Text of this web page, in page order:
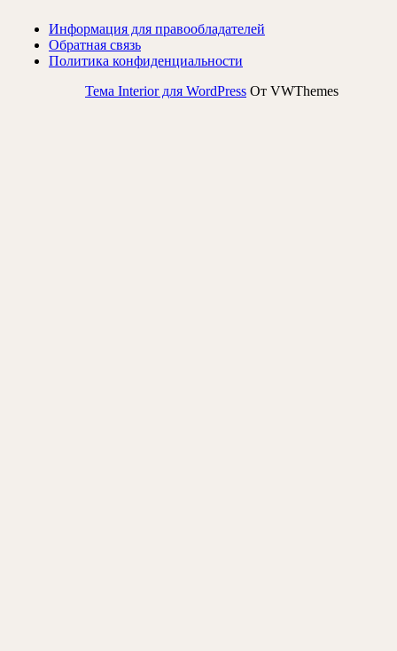
Информация для правообладателей
Обратная связь
Политика конфиденциальности
Тема Interior для WordPress От VWThemes